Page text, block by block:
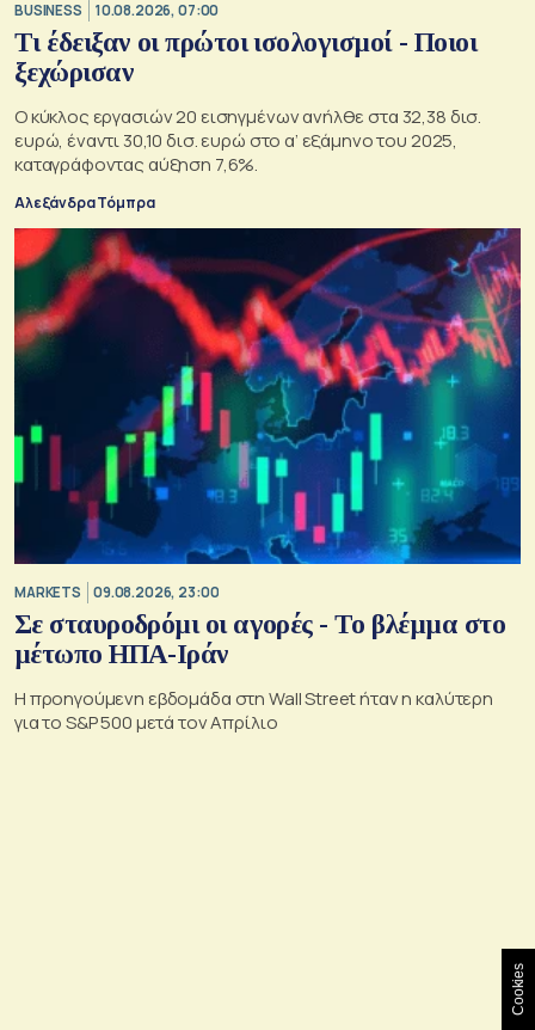
BUSINESS 10.08.2026, 07:00
Τι έδειξαν οι πρώτοι ισολογισμοί - Ποιοι
ξεχώρισαν
Ο κύκλος εργασιών 20 εισηγμένων ανήλθε στα 32,38 δισ.
ευρώ, έναντι 30,10 δισ. ευρώ στο α’ εξάμηνο του 2025,
καταγράφοντας αύξηση 7,6%.
Αλεξάνδρα Τόμπρα
MARKETS 09.08.2026, 23:00
Σε σταυροδρόμι οι αγορές - Το βλέμμα στο
μέτωπο ΗΠΑ-Ιράν
Η προηγούμενη εβδομάδα στη Wall Street ήταν η καλύτερη
για το S&P 500 μετά τον Απρίλιο
Cookies